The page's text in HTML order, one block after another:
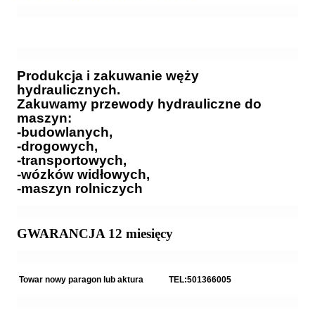
Produkcja i zakuwanie węży
hydraulicznych.
Zakuwamy przewody hydrauliczne do
maszyn:
-budowlanych,
-drogowych,
-transportowych,
-wózków widłowych,
-maszyn rolniczych
GWARANCJA 12 miesięcy
Towar nowy paragon lub aktura TEL:501366005